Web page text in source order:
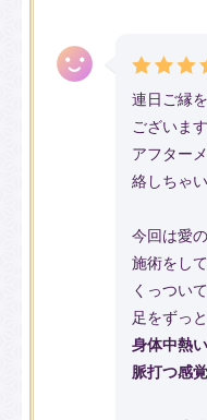
連日ご縁
ございます
アフター
絡しちゃ
今回は愛
施術をし
くっつい
足をずっ
身体中熱
脈打つ感覚